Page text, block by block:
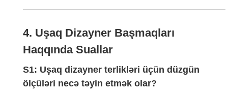
4. Uşaq Dizayner Başmaqları
Haqqında Suallar
S1: Uşaq dizayner terlikləri üçün düzgün
ölçüləri necə təyin etmək olar?